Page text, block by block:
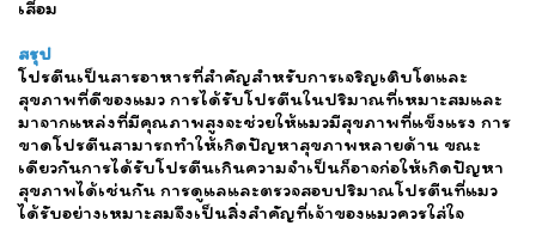
เสื่อม
สรุป
โปรตีนเป็นสารอาหารที่สำคัญสำหรับการเจริญเติบโตและ
สุขภาพที่ดีของแมว การได้รับโปรตีนในปริมาณที่เหมาะสมและ
มาจากแหล่งที่มีคุณภาพสูงจะช่วยให้แมวมีสุขภาพที่แข็งแรง การ
ขาดโปรตีนสามารถทำให้เกิดปัญหาสุขภาพหลายด้าน ขณะ
เดียวกันการได้รับโปรตีนเกินความจำเป็นก็อาจก่อให้เกิดปัญหา
สุขภาพได้เช่นกัน การดูแลและตรวจสอบปริมาณโปรตีนที่แมว
ได้รับอย่างเหมาะสมจึงเป็นสิ่งสำคัญที่เจ้าของแมวควรใส่ใจ